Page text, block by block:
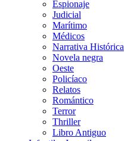
Espionaje
Judicial
Marítimo
Médicos
Narrativa Histórica
Novela negra
Oeste
Policíaco
Relatos
Romántico
Terror
Thriller
Libro Antiguo